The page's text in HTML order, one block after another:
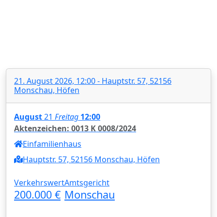
21. August 2026, 12:00 - Hauptstr. 57, 52156
Monschau, Höfen
August21 Freitag 12:00
Aktenzeichen: 0013 K 0008/2024
Einfamilienhaus
Hauptstr. 57, 52156 Monschau, Höfen
Verkehrswert
200.000 €
Amtsgericht
Monschau